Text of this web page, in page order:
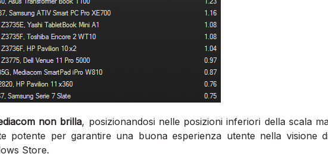
non brilla, posizionandosi nelle posizioni inferiori della scala
potente per garantire una buona esperienza utente nella visione
Store.